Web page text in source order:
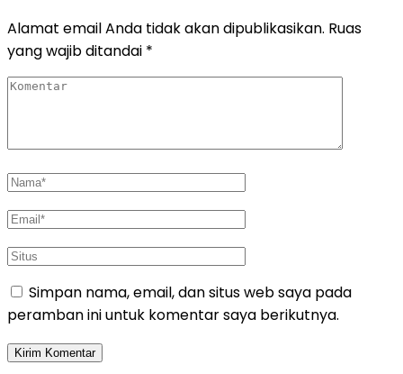
Alamat email Anda tidak akan dipublikasikan. Ruas
yang wajib ditandai *
Simpan nama, email, dan situs web saya pada
peramban ini untuk komentar saya berikutnya.